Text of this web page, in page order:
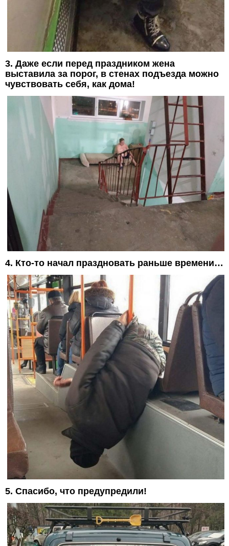
3. Даже если перед праздником жена
выставила за порог, в стенах подъезда можно
чувствовать себя, как дома!
4. Кто-то начал праздновать раньше времени…
5. Спасибо, что предупредили!